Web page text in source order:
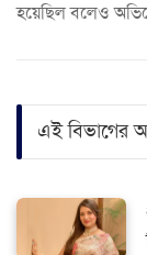
হয়েছিল বলেও
এই বিভাগের